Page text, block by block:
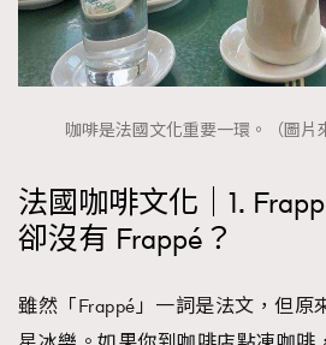
咖啡是法國文化重要一環。（圖片
法國咖啡文化｜1.
卻沒有 Frappé？
雖然「Frappé」一詞是法文，但原